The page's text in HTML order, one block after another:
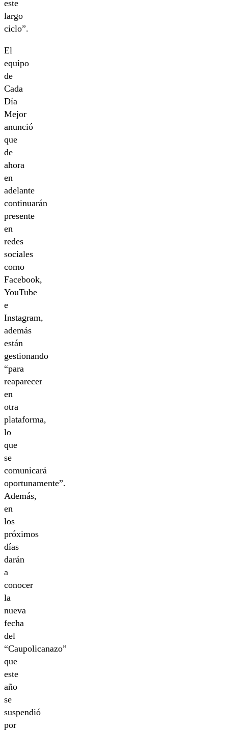
este
largo
ciclo”.
El
equipo
de
Cada
Día
Mejor
anunció
que
de
ahora
en
adelante
continuarán
presente
en
redes
sociales
como
Facebook,
YouTube
e
Instagram,
además
están
gestionando
“para
reaparecer
en
otra
plataforma,
lo
que
se
comunicará
oportunamente”.
Además,
en
los
próximos
días
darán
a
conocer
la
nueva
fecha
del
“Caupolicanazo”
que
este
año
se
suspendió
por